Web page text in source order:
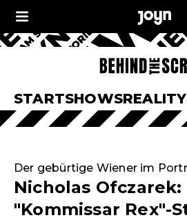
STARTSHOWSREALITY
Der gebürtige Wiener im
Nicholas
"Kommissar Rex"-